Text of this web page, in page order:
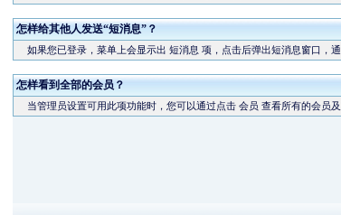
怎样给其他人发送“短消息”？
如果您已登录，菜单上会显示出 短消息 项，点击后弹出短消息窗口，
怎样看到全部的会员？
当管理员设置可用此项功能时，您可以通过点击 会员 查看所有的会员